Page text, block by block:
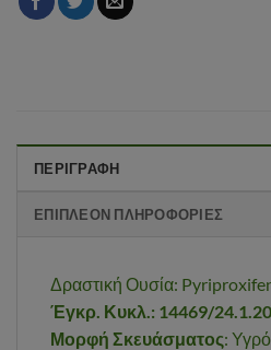
ΠΕΡΙΓΡΑΦΉ
ΕΠΙΠΛΈΟΝ ΠΛΗΡΟΦΟΡΊΕΣ
Δραστική Ουσία:
Έγκρ. Κυκλ.: 14469/
Μορφή Σκευάσματος: Υγρό